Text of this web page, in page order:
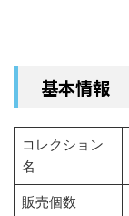
基本情報
コレクション
名
販売個数